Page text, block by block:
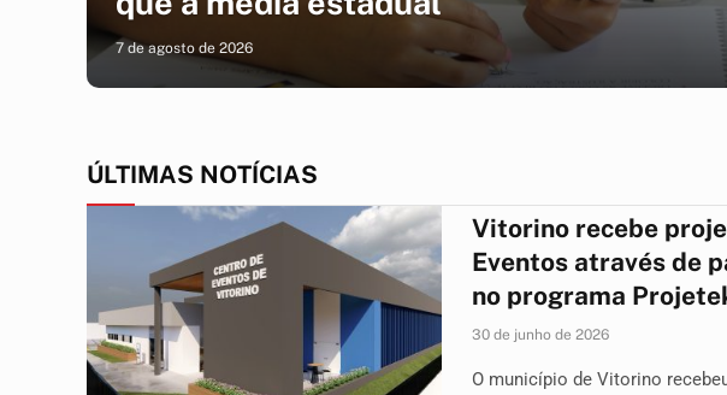
7 de agosto de 2026
ÚLTIMAS NOTÍCIAS
Vitorino recebe
Eventos através de
no programa
30 de junho de 2026
O município de Vitorino